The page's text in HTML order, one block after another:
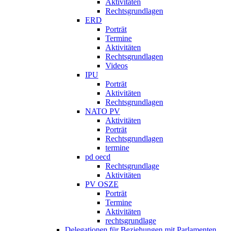
Aktivitäten
Rechtsgrundlagen
ERD
Porträt
Termine
Aktivitäten
Rechtsgrundlagen
Videos
IPU
Porträt
Aktivitäten
Rechtsgrundlagen
NATO PV
Aktivitäten
Porträt
Rechtsgrundlagen
termine
pd oecd
Rechtsgrundlage
Aktivitäten
PV OSZE
Porträt
Termine
Aktivitäten
rechtsgrundlage